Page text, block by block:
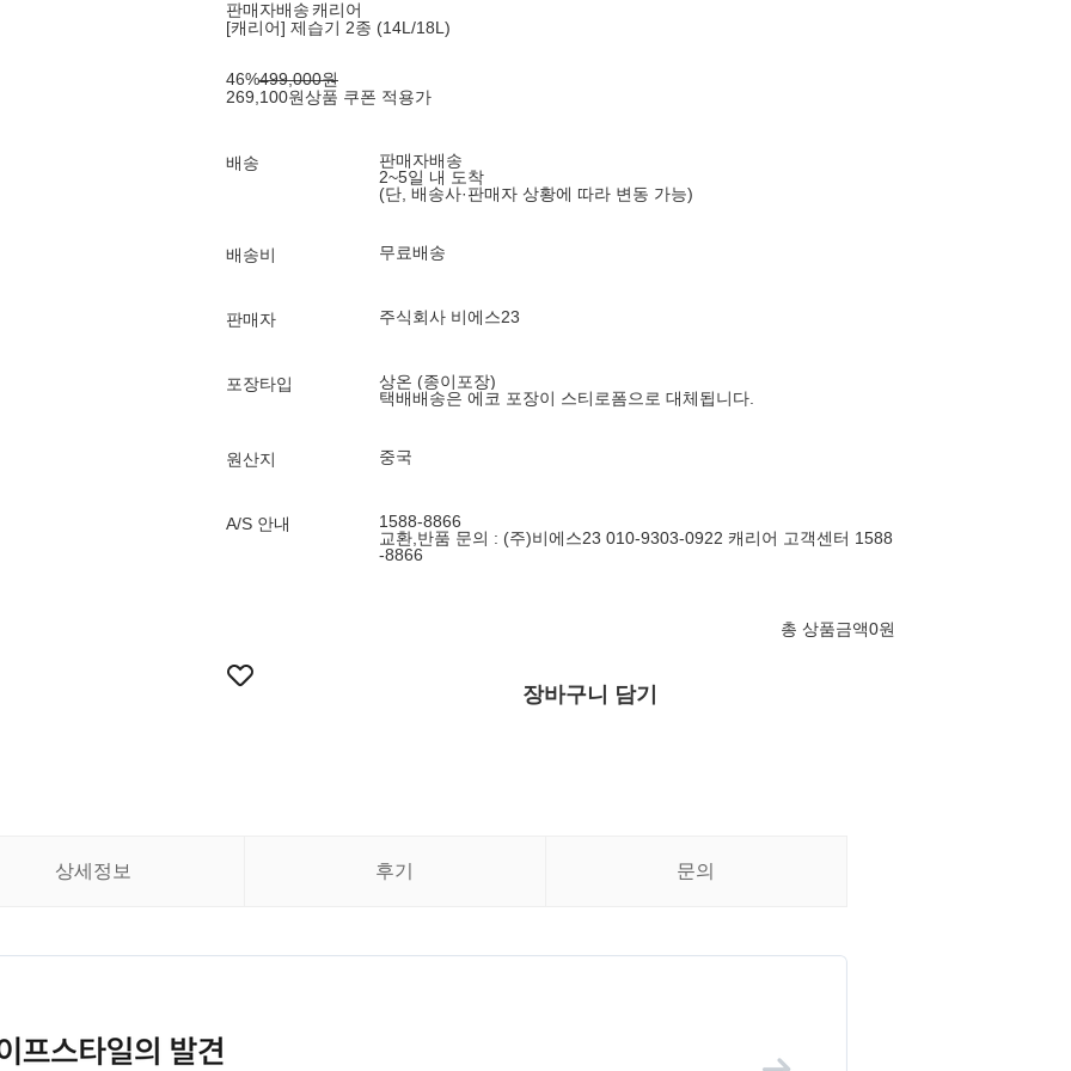
판매자배송캐리어
[캐리어] 제습기 2종 (14L/18L)
46%499,000원
269,100원상품 쿠폰 적용가
배송
판매자배송
2~5일 내 도착
(단, 배송사·판매자 상황에 따라 변동 가능)
배송비 무료배송
판매자 주식회사 비에스23
포장타입
상온 (종이포장)
택배배송은 에코 포장이 스티로폼으로 대체됩니다.
원산지 중국
A/S 안내
1588-8866
교환,반품 문의 : (주)비에스23 010-9303-0922 캐리어 고객센터 1588
-8866
총 상품금액0원
장바구니 담기
상세정보 후기 문의